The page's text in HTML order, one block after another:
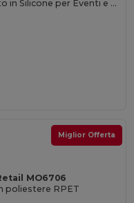
EVENT Braccialetto in Silicone per Eventi e Feste
Miglior Offerta
MO6706
poliestere RPET